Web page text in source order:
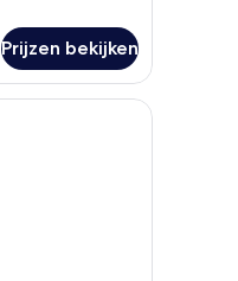
Prijzen bekijken